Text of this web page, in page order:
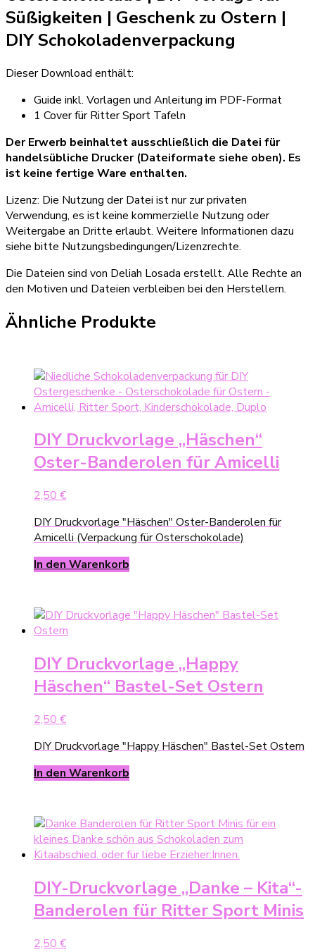
Süßigkeiten | Geschenk zu Ostern |
DIY Schokoladenverpackung
Dieser Download enthält:
Guide inkl. Vorlagen und Anleitung im PDF-Format
1 Cover für Ritter Sport Tafeln
Der Erwerb beinhaltet ausschließlich die Datei für
handelsübliche Drucker (Dateiformate siehe oben). Es
ist keine fertige Ware enthalten.
Lizenz: Die Nutzung der Datei ist nur zur privaten
Verwendung, es ist keine kommerzielle Nutzung oder
Weitergabe an Dritte erlaubt. Weitere Informationen dazu
siehe bitte Nutzungsbedingungen/Lizenzrechte.
Die Dateien sind von Deliah Losada erstellt. Alle Rechte an
den Motiven und Dateien verbleiben bei den Herstellern.
Ähnliche Produkte
DIY Druckvorlage „Häschen“
Oster-Banderolen für Amicelli
2,50 €
DIY Druckvorlage "Häschen" Oster-Banderolen für
Amicelli (Verpackung für Osterschokolade)
In den Warenkorb
DIY Druckvorlage „Happy
Häschen“ Bastel-Set Ostern
2,50 €
DIY Druckvorlage "Happy Häschen" Bastel-Set Ostern
In den Warenkorb
DIY-Druckvorlage „Danke – Kita“-
Banderolen für Ritter Sport Minis
2,50 €